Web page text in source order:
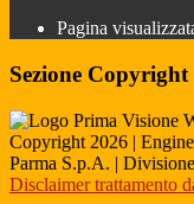
Pagina
Sezione Copyright
Copyright 2026 |
Parma S.p.A. |
Disclaimer trattamento